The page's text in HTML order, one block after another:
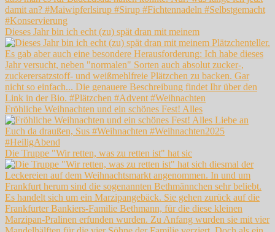
Dieses Jahr bin ich echt (zu) spät dran mit meinem
Fröhliche Weihnachten und ein schönes Fest! Alles
Die Truppe "Wir retten, was zu retten ist" hat sic